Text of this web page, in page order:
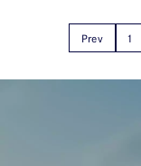
Prev 1